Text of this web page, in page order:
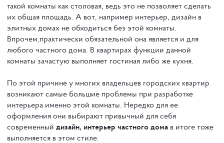
такой комнаты как столовая, ведь это не позволяет сделать
их общая площадь. А вот, например интерьер, дизайн в
элитных домах не обходиться без этой комнаты.
Впрочем,практически обязательной она является и для
любого частного дома. В квартирах функции данной
комнаты зачастую выполняет гостиная либо же кухня.
По этой причине у многих владельцев городских квартир
возникают самые большие проблемы при разработке
интерьера именно этой комнаты. Нередко для ее
оформления они выбирают привычный для себя
современный дизайн, интерьер частного дома в итоге тоже
выполняется в этом стиле.